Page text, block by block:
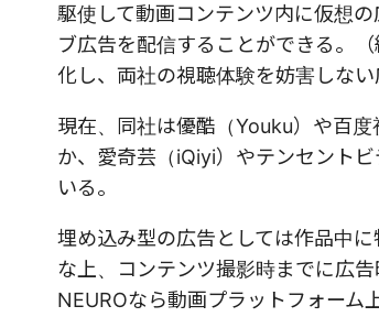
駆使して動画コンテンツ内に仮想
ブ広告を配信することができる。
化し、両社の視聴体験を妨害しない
現在、同社は優酷（Youku）や百
か、愛奇芸（iQiyi）やテンセント
いる。
埋め込み型の広告としては作品中
な上、コンテンツ撮影時までに広
NEUROなら動画プラットフォーム